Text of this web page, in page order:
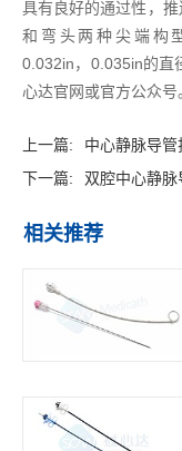
具有良好的通过性，
和弯头两种尖端构
0.032in，0.035in的直
心达官网或官方公众号
上一篇:
中心静脉导
下一篇:
双腔中心静脉
相关推荐